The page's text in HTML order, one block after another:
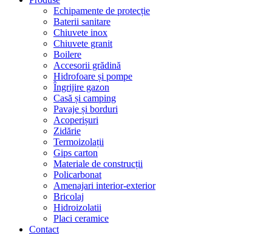
Echipamente de protecție
Baterii sanitare
Chiuvete inox
Chiuvete granit
Boilere
Accesorii grădină
Hidrofoare și pompe
Îngrijire gazon
Casă și camping
Pavaje și borduri
Acoperișuri
Zidărie
Termoizolații
Gips carton
Materiale de construcții
Policarbonat
Amenajari interior-exterior
Bricolaj
Hidroizolatii
Placi ceramice
Contact